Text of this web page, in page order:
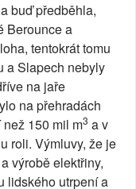
buď předběhla,
Berounce a
tentokrát tomu
a Slapech nebyly
na jaře
na přehradách
150 mil m3 a v
roli. Výmluvy, že je
výrobě elektřiny,
lidského utrpení a